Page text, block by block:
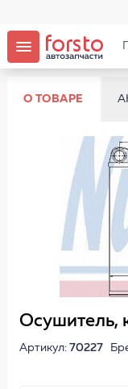
О ТОВАРЕ
Осушитель,
Артикул: 70227